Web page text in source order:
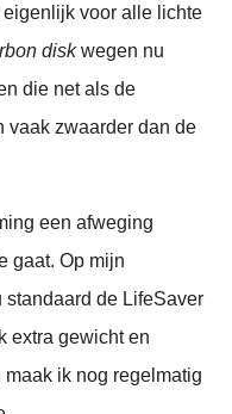
voor alle lichte
diskwegen nu
die net als de
vaak zwaarder dan de
een afweging
gaat. Op mijn
de LifeSaver
extra gewicht en
ik nog regelmatig